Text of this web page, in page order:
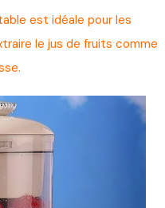
est idéale pour les
le jus de fruits comme